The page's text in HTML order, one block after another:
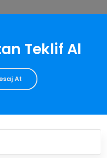
Teklif Al
At